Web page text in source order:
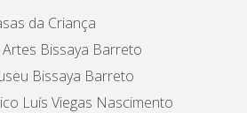
da Criança
Artes Bissaya Barreto
Bissaya Barreto
Luís Viegas Nascimento